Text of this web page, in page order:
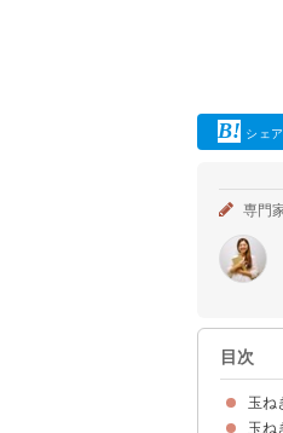
シェア
専門
目次
玉ね
毎
玉
玉ね